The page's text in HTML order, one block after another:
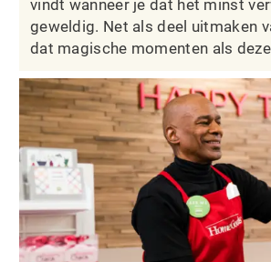
vindt wanneer je dat het minst
geweldig. Net als deel uitmaken
dat magische momenten als